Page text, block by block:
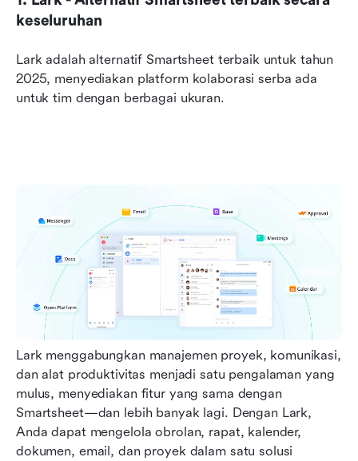
keseluruhan
Lark adalah alternatif Smartsheet terbaik untuk tahun
2025, menyediakan platform kolaborasi serba ada
untuk tim dengan berbagai ukuran.
Lark menggabungkan manajemen proyek, komunikasi,
dan alat produktivitas menjadi satu pengalaman yang
mulus, menyediakan fitur yang sama dengan
Smartsheet—dan lebih banyak lagi. Dengan Lark,
Anda dapat mengelola obrolan, rapat, kalender,
dokumen, email, dan proyek dalam satu solusi